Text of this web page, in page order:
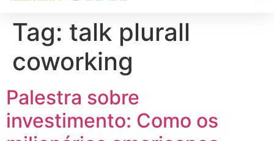
Tag: talk plurall
coworking
Palestra sobre
investimento: Como os